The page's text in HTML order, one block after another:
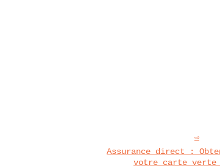
Assurance direct :
votre carte verte